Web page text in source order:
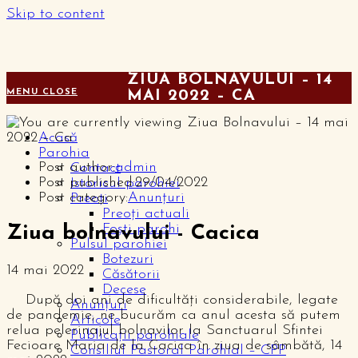
Skip to content
MENU CLOSE
Acasă
Parohia
Contact
Istoricul parohiei
Preoți
Preoți actuali
Foști parohi
Pulsul parohiei
Botezuri
Căsătorii
Decese
Anunțuri
Articole
Publicații parohiale
Consiliul Pastoral Parohial – CPP
ZIUA BOLNAVULUI – 14
MAI 2022 – CA
Post author:admin
Post published:29/04/2022
Post category:Anunțuri
Ziua bolnavului - Cacica
14 mai 2022
După doi ani de dificultăți considerabile, legate
de pandemie, ne bucurăm ca anul acesta să putem
relua pelerinajul bolnavilor la Sanctuarul Sfintei
Fecioare Maria de la Cacica în ziua de sâmbătă, 14